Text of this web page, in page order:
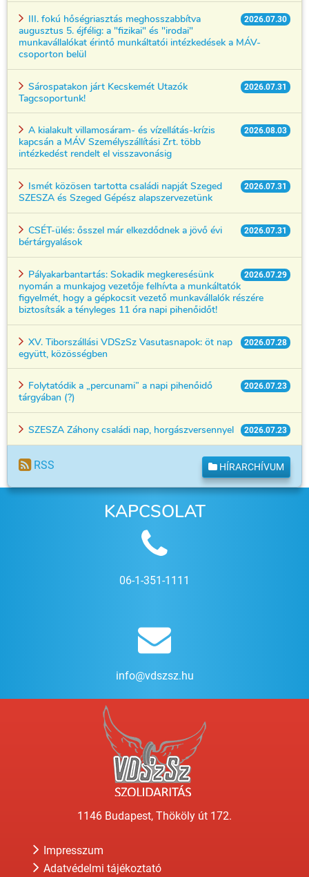
2026.07.30
III. fokú hőségriasztás meghosszabbítva
augusztus 5. éjfélig: a "fizikai" és "irodai"
munkavállalókat érintő munkáltatói intézkedések a MÁV-
csoporton belül
2026.07.31
Sárospatakon járt Kecskemét Utazók
Tagcsoportunk!
2026.08.03
A kialakult villamosáram- és vízellátás-krízis
kapcsán a MÁV Személyszállítási Zrt. több
intézkedést rendelt el visszavonásig
2026.07.31
Ismét közösen tartotta családi napját Szeged
SZESZA és Szeged Gépész alapszervezetünk
2026.07.31
CSÉT-ülés: ősszel már elkezdődnek a jövő évi
bértárgyalások
2026.07.29
Pályakarbantartás: Sokadik megkeresésünk
nyomán a munkajog vezetője felhívta a munkáltatók
figyelmét, hogy a gépkocsit vezető munkavállalók részére
biztosítsák a tényleges 11 óra napi pihenőidőt!
2026.07.28
XV. Tiborszállási VDSzSz Vasutasnapok: öt nap
együtt, közösségben
2026.07.23
Folytatódik a „percunami” a napi pihenőidő
tárgyában (?)
2026.07.23
SZESZA Záhony családi nap, horgászversennyel
RSS HÍRARCHÍVUM
KAPCSOLAT
06-1-351-1111
info@vdszsz.hu
1146 Budapest, Thököly út 172.
Impresszum
Adatvédelmi tájékoztató